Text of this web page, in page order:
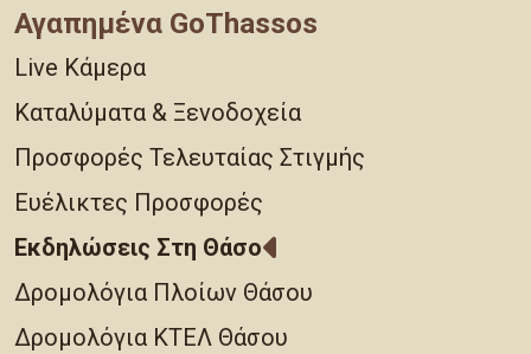
Αγαπημένα GoThassos
Live Κάμερα
Καταλύματα & Ξενοδοχεία
Προσφορές Τελευταίας Στιγμής
Ευέλικτες Προσφορές
Εκδηλώσεις Στη Θάσο
Δρομολόγια Πλοίων Θάσου
Δρομολόγια ΚΤΕΛ Θάσου